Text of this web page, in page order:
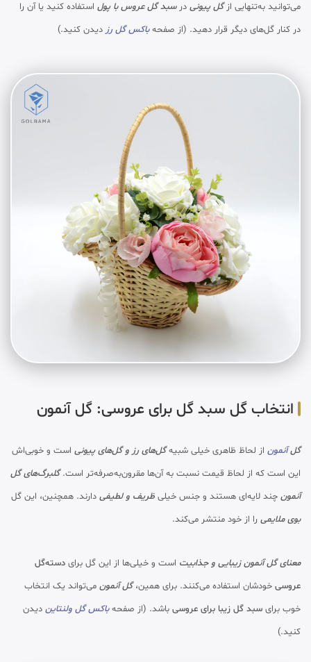
می‌توانید به‌تنهایی ازگل پیونی درسبد گل عروس با پول استفاده کنید یا آن را
در کنار گل‌های دیگر قرار دهید. (از صفحهباکس گل رزدیدن کنید.)
انتخاب گل سبد گل برای عروسی: گل آنمون
گلآنمون از لحاظ ظاهری خیلی شبیهگل‌های رز و گل‌های پیونی است و خوبی‌اش
این است که از لحاظ قیمت نسبت به آن‌ها مقرون‌به‌صرفه‌تر است.گلبرگ‌های گل
آنمون چند لایه‌ای هستند و جنس خیلی ظریف و لطیفی دارند. همچنین، این گل
بوی ملایمی را از خود منتشر می‌کند.
معنای گل آنمون زیبایی و جذابیت است و خیلی‌ها از این گل برای دسته‌گل
عروسی خودشان استفاده می‌کنند. برای همین،گل آنمون می‌تواند یک انتخاب
خوب برای سبد گل زیبا برای عروسی باشد. (از صفحهباکس گل ولنتاین دیدن
کنید.)